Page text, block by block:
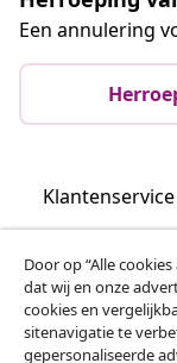
Een annulering
Klantenservice
Zakelijk
vidaXL
Door op “Alle
dat wij en onze
cookies en
sitenavigatie te
gepersonaliseerde